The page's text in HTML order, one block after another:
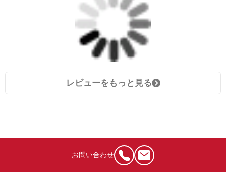
レビューをもっと見る
お問い合わせ